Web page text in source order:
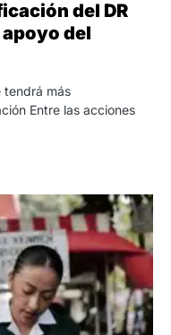
del DR
apoyo del
tendrá más
Entre las acciones